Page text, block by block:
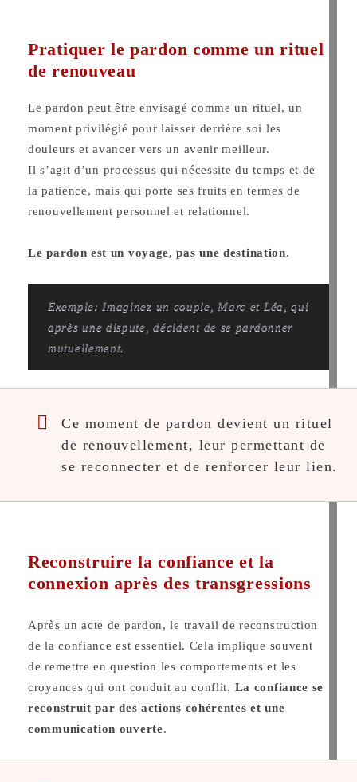
Pratiquer le pardon comme un rituel
de renouveau
Le pardon peut être envisagé comme un rituel, un
moment privilégié pour laisser derrière soi les
douleurs et avancer vers un avenir meilleur.
Il s’agit d’un processus qui nécessite du temps et de
la patience, mais qui porte ses fruits en termes de
renouvellement personnel et relationnel.
Le pardon est un voyage, pas une destination.
Exemple: Imaginez un couple, Marc et Léa, qui
après une dispute, décident de se pardonner
mutuellement.
Ce moment de pardon devient un rituel
de renouvellement, leur permettant de
se reconnecter et de renforcer leur lien.
Reconstruire la confiance et la
connexion après des transgressions
Après un acte de pardon, le travail de reconstruction
de la confiance est essentiel. Cela implique souvent
de remettre en question les comportements et les
croyances qui ont conduit au conflit. La confiance se
reconstruit par des actions cohérentes et une
communication ouverte.